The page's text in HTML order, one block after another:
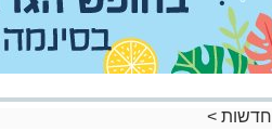
חדשות >